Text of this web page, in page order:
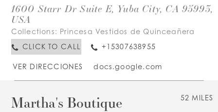
1600 Starr Dr Suite E, Yuba City, CA 95993,
USA
Collections: Princesa Vestidos de Quinceañera
CLICK TO CALL
+15307638955
VER DIRECCIONES docs.google.com
52 MILES
Martha's Boutique